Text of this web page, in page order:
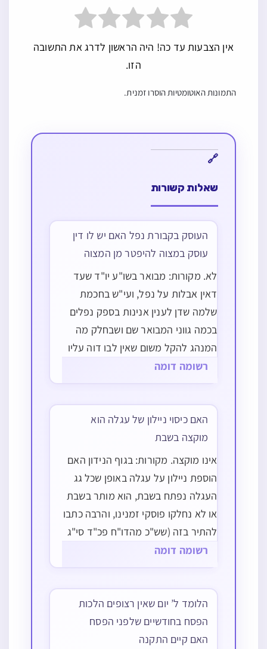
אין הצבעות עד כה! היה הראשון לדרג את התשובה
הזו.
התמונות האוטומטיות הוסרו זמנית.
שאלות קשורות
העוסק בקבורת נפל האם יש לו דין
עוסק במצוה להיפטר מן המצוה
לא. מקורות: מבואר בשו"ע יו"ד שעד
דאין אבלות על נפל, ועי"ש בחכמת
שלמה שדן לענין אנינות בספק נפלים
בכמה גווני המבואר שם ושבחלק מה
המנהג להקל משום שאין לבו דוה עליו
עי"ש, אולם בודאי אונן כגון שמת באופן
רשומה דומה
האם כיסוי ניילון של עגלה הוא
מוקצה בשבת
אינו מוקצה. מקורות: בגוף הנידון האם
הוספת ניילון על עגלה באופן שכל גג
העגלה נפתח בשבת, הוא מותר בשבת
או לא נחלקו פוסקי זמנינו, והרבה כתבו
להתיר בזה (שש"כ מהדו"ח פכ"ד סי"ג
ובהערה מד בשם הגרשז"א, שו"ת באר
רשומה דומה
הלומד ל’ יום שאין רצופים הלכות
הפסח בחודשיים שלפני הפסח
האם קיים התקנה